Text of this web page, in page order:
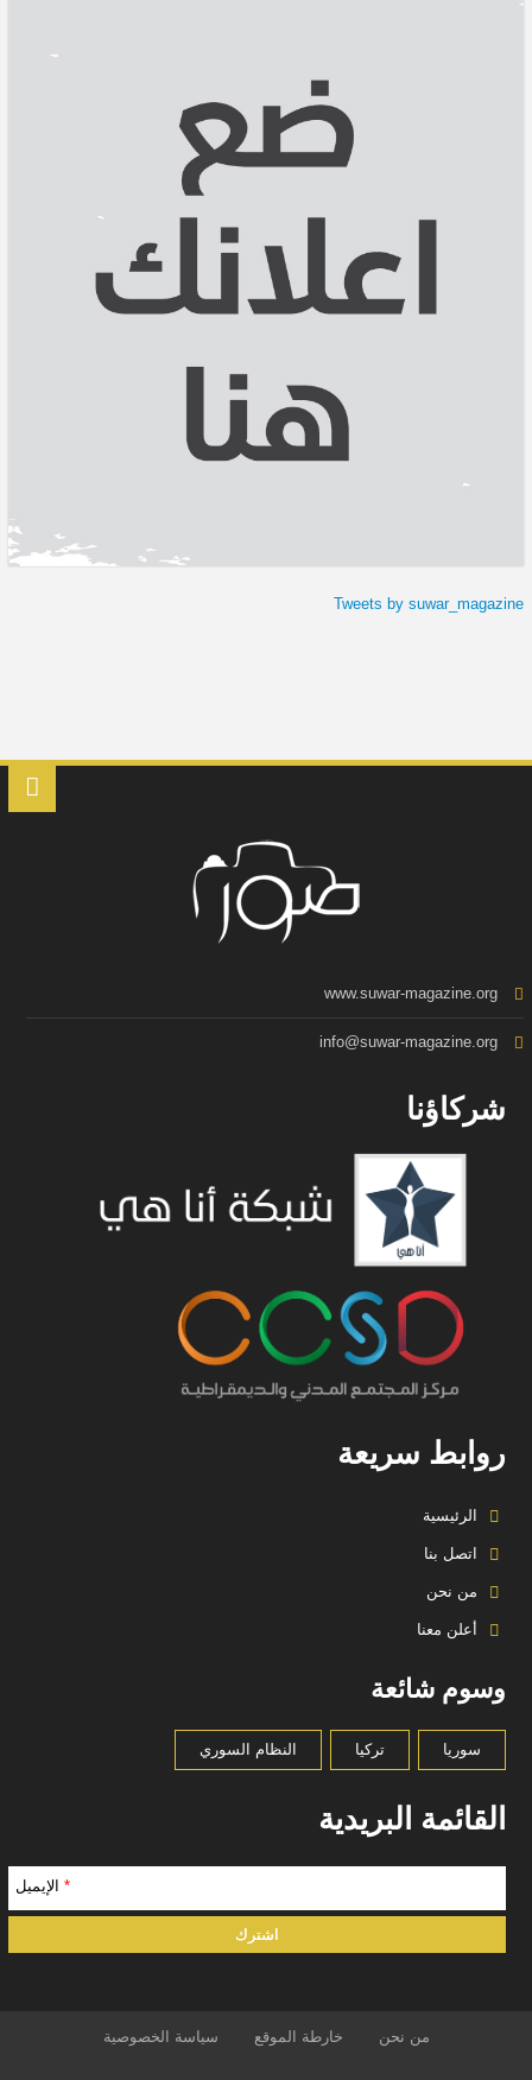
Tweets by suwar_magazine
www.suwar-magazine.org
info@suwar-magazine.org
شركاؤنا
روابط سريعة
الرئيسية
اتصل بنا
من نحن
أعلن معنا
وسوم شائعة
سوريا تركيا النظام السوري
القائمة البريدية
* الإيميل
من نحن خارطة الموقع سياسة الخصوصية